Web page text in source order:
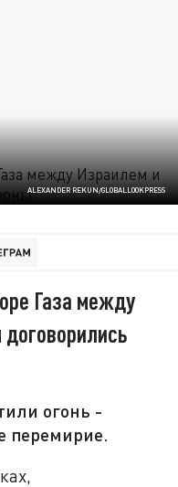
ALEXANDER REKUN/GLOBALLOOKPRESS
Газа между
огонь -
перемирие.